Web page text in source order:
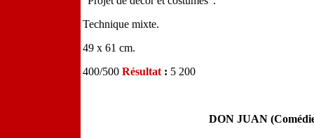
Technique mixte.
49 x 61 cm.
400/500 Résultat : 5 200
DON JUAN